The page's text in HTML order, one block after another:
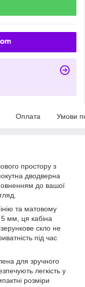
Оплата Умови
простору з
дводверна
до вашої
та матовому
5 мм, ця кабіна
скло не
під час
для зручного
легкість у
розміри